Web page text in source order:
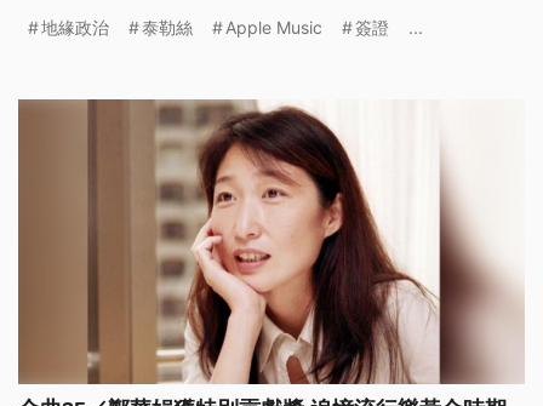
會」，背後所付出的心力與金錢，讓人大開眼界。
地緣政治 泰勒絲 Apple Music 簽證 ...